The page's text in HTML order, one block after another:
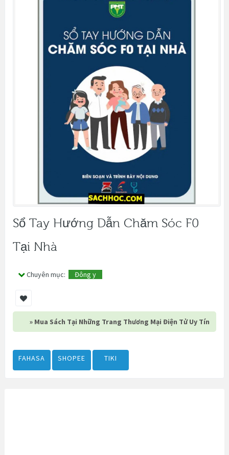
Sổ Tay Hướng Dẫn Chăm Sóc F0
Tại Nhà
Chuyên mục: Đông y
» Mua Sách Tại Những Trang Thương Mại Điện Tử Uy Tín
FAHASA SHOPEE TIKI